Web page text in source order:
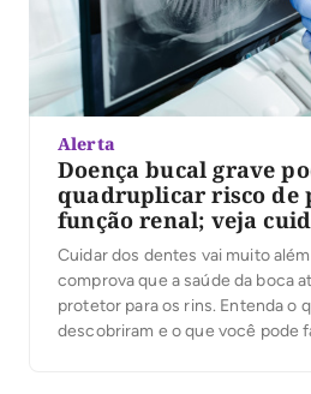
Alerta
Doença bucal grave
quadruplicar risco de
função renal; veja
Cuidar dos dentes vai muito
comprova que a saúde da boca
protetor para os rins. Entenda o
descobriram e o que você pode